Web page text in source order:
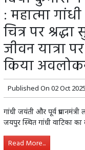
: महात्मा
चित्र पर
जीवन यात्रा
किया
Published On 02 Oct
गांधी जयंती और पूर्व
जयपुर स्थित गांधी वाटिका का
Read More...